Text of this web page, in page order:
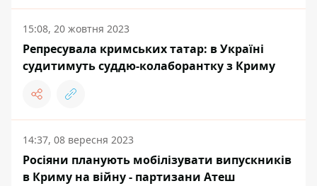
15:08, 20 жовтня 2023
Репресувала кримських татар: в Україні
судитимуть суддю-колаборантку з Криму
14:37, 08 вересня 2023
Росіяни планують мобілізувати випускників
в Криму на війну - партизани Атеш